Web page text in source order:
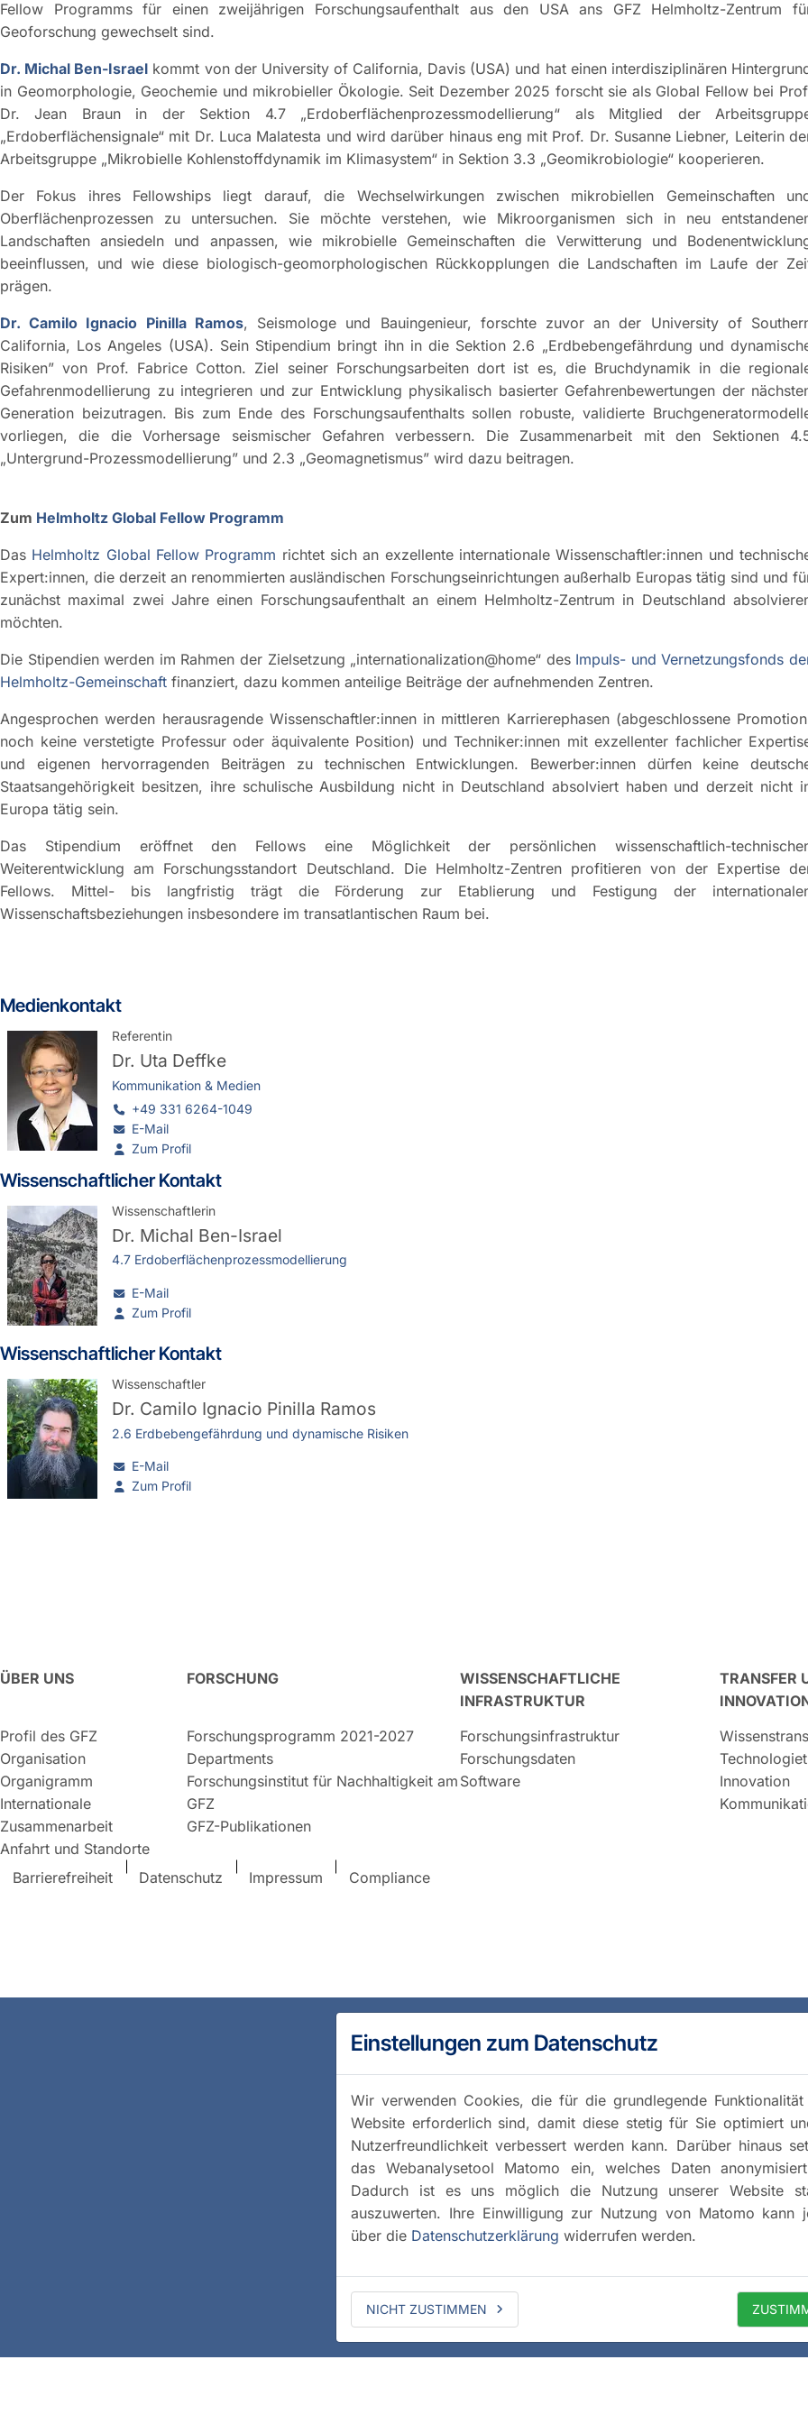
Fellow Programms für einen zweijährigen Forschungsaufenthalt aus den USA ans GFZ Helmholtz-Zentrum
Geoforschung gewechselt sind.
Dr. Michal Ben-Israel kommt von der University of California, Davis (USA) und hat einen interdisziplinären
in Geomorphologie, Geochemie und mikrobieller Ökologie. Seit Dezember 2025 forscht sie als Global Fellow bei
Dr. Jean Braun in der Sektion 4.7 „Erdoberflächenprozessmodellierung“ als Mitglied der
„Erdoberflächensignale“ mit Dr. Luca Malatesta und wird darüber hinaus eng mit Prof. Dr. Susanne Liebner, Leiterin
Arbeitsgruppe „Mikrobielle Kohlenstoffdynamik im Klimasystem“ in Sektion 3.3 „Geomikrobiologie“ kooperieren.
Der Fokus ihres Fellowships liegt darauf, die Wechselwirkungen zwischen mikrobiellen Gemeinschaften
Oberflächenprozessen zu untersuchen. Sie möchte verstehen, wie Mikroorganismen sich in neu
Landschaften ansiedeln und anpassen, wie mikrobielle Gemeinschaften die Verwitterung und
beeinflussen, und wie diese biologisch-geomorphologischen Rückkopplungen die Landschaften im Laufe der
prägen.
Dr. Camilo Ignacio Pinilla Ramos, Seismologe und Bauingenieur, forschte zuvor an der University of
California, Los Angeles (USA). Sein Stipendium bringt ihn in die Sektion 2.6 „Erdbebengefährdung und
Risiken” von Prof. Fabrice Cotton. Ziel seiner Forschungsarbeiten dort ist es, die Bruchdynamik in die
Gefahrenmodellierung zu integrieren und zur Entwicklung physikalisch basierter Gefahrenbewertungen der
Generation beizutragen. Bis zum Ende des Forschungsaufenthalts sollen robuste, validierte
vorliegen, die die Vorhersage seismischer Gefahren verbessern. Die Zusammenarbeit mit den Sektionen
„Untergrund-Prozessmodellierung” und 2.3 „Geomagnetismus” wird dazu beitragen.
Zum Helmholtz Global Fellow Programm
Das Helmholtz Global Fellow Programm richtet sich an exzellente internationale Wissenschaftler:innen und
Expert:innen, die derzeit an renommierten ausländischen Forschungseinrichtungen außerhalb Europas tätig sind und
zunächst maximal zwei Jahre einen Forschungsaufenthalt an einem Helmholtz-Zentrum in Deutschland
möchten.
Die Stipendien werden im Rahmen der Zielsetzung „internationalization@home“ des Impuls- und Vernetzungsfonds
Helmholtz-Gemeinschaft finanziert, dazu kommen anteilige Beiträge der aufnehmenden Zentren.
Angesprochen werden herausragende Wissenschaftler:innen in mittleren Karrierephasen (abgeschlossene
noch keine verstetigte Professur oder äquivalente Position) und Techniker:innen mit exzellenter fachlicher
und eigenen hervorragenden Beiträgen zu technischen Entwicklungen. Bewerber:innen dürfen keine
Staatsangehörigkeit besitzen, ihre schulische Ausbildung nicht in Deutschland absolviert haben und derzeit nicht
Europa tätig sein.
Das Stipendium eröffnet den Fellows eine Möglichkeit der persönlichen wissenschaftlich-
Weiterentwicklung am Forschungsstandort Deutschland. Die Helmholtz-Zentren profitieren von der Expertise
Fellows. Mittel- bis langfristig trägt die Förderung zur Etablierung und Festigung der
Wissenschaftsbeziehungen insbesondere im transatlantischen Raum bei.
Medienkontakt
Referentin
Dr. Uta Deffke
Kommunikation & Medien
+49 331 6264-1049
E-Mail
Zum Profil
Wissenschaftlicher Kontakt
Wissenschaftlerin
Dr. Michal Ben-Israel
4.7 Erdoberflächenprozessmodellierung
E-Mail
Zum Profil
Wissenschaftlicher Kontakt
Wissenschaftler
Dr. Camilo Ignacio Pinilla Ramos
2.6 Erdbebengefährdung und dynamische Risiken
E-Mail
Zum Profil
ÜBER UNS
Profil des GFZ
Organisation
Organigramm
Internationale
Zusammenarbeit
Anfahrt und Standorte
FORSCHUNG
Forschungsprogramm 2021-2027
Departments
Forschungsinstitut für Nachhaltigkeit am
GFZ
GFZ-Publikationen
WISSENSCHAFTLICHE
INFRASTRUKTUR
Forschungsinfrastruktur
Forschungsdaten
Software
TRANSFER
Innovation
Barrierefreiheit Datenschutz Impressum Compliance
Einstellungen zum Datenschutz
Wir verwenden Cookies, die für die grundlegende Funktionalität
Website erforderlich sind, damit diese stetig für Sie optimiert
Nutzerfreundlichkeit verbessert werden kann. Darüber hinaus
das Webanalysetool Matomo ein, welches Daten
Dadurch ist es uns möglich die Nutzung unserer Website
auszuwerten. Ihre Einwilligung zur Nutzung von Matomo kann
über die Datenschutzerklärung widerrufen werden.
NICHT ZUSTIMMEN